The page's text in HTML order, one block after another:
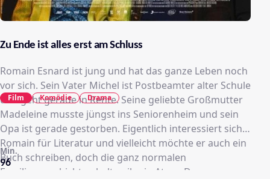
Zu Ende ist alles erst am Schluss
Romain Esnard ist jung und hat das ganze Leben noch
vor sich. Sein Vater Michel ist Postbeamter alter Schule
und geht gerade in Rente. Seine geliebte Großmutter
Madeleine musste jüngst ins Seniorenheim und sein
Opa ist gerade gestorben. Eigentlich interessiert sich
Romain für Literatur und vielleicht möchte er auch ein
Buch schreiben, doch die ganz normalen
Familiengeschichten halten ihn in Atem. Das
96
Min.
Film Komödie Drama